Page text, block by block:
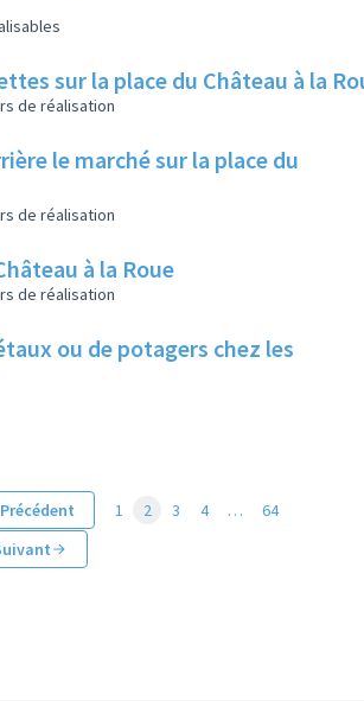
sur la place du Château à la
de réalisation
le marché sur la place du
de réalisation
à la Roue
de réalisation
ou de potagers chez les
Précédent 1 2 3 4 …
64